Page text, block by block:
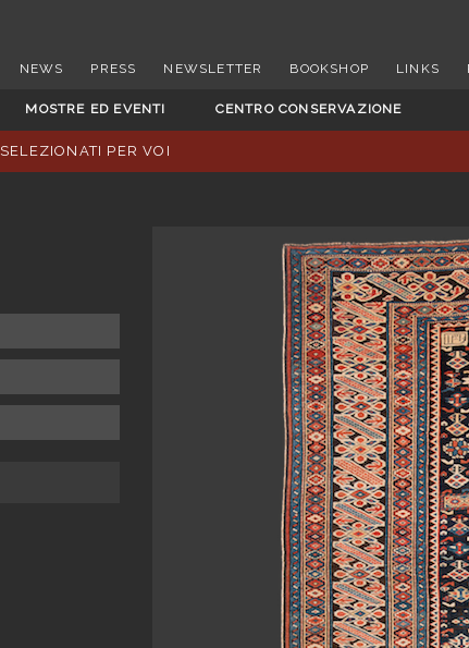
NEWS PRESS NEWSLETTER BOOKSHOP LINKS
MOSTRE ED EVENTI CENTRO CONSERVAZIONE
SELEZIONATI PER VOI